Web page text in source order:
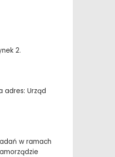
2.
adres: Urząd
w ramach